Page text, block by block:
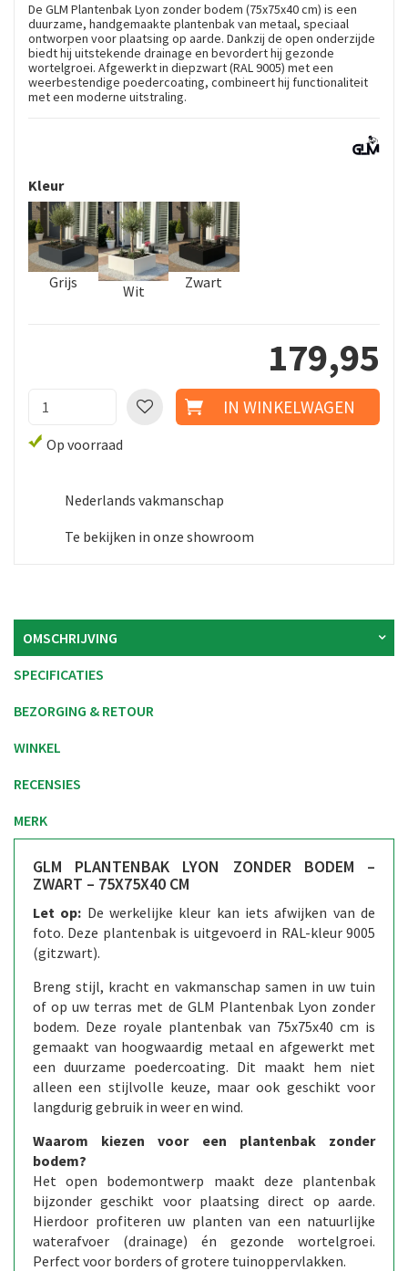
De GLM Plantenbak Lyon zonder bodem (75x75x40 cm) is een
duurzame, handgemaakte plantenbak van metaal, speciaal
ontworpen voor plaatsing op aarde. Dankzij de open onderzijde
biedt hij uitstekende drainage en bevordert hij gezonde
wortelgroei. Afgewerkt in diepzwart (RAL 9005) met een
weerbestendige poedercoating, combineert hij functionaliteit
met een moderne uitstraling.
Kleur
Grijs Wit Zwart
179,95
Op voorraad
Nederlands vakmanschap
Te bekijken in onze showroom
OMSCHRIJVING
SPECIFICATIES
BEZORGING & RETOUR
WINKEL
RECENSIES
MERK
GLM PLANTENBAK LYON ZONDER BODEM –
ZWART – 75X75X40 CM
Let op: De werkelijke kleur kan iets afwijken van de
foto. Deze plantenbak is uitgevoerd in RAL-kleur 9005
(gitzwart).
Breng stijl, kracht en vakmanschap samen in uw tuin
of op uw terras met de GLM Plantenbak Lyon zonder
bodem. Deze royale plantenbak van 75x75x40 cm is
gemaakt van hoogwaardig metaal en afgewerkt met
een duurzame poedercoating. Dit maakt hem niet
alleen een stijlvolle keuze, maar ook geschikt voor
langdurig gebruik in weer en wind.
Waarom kiezen voor een plantenbak zonder
bodem?
Het open bodemontwerp maakt deze plantenbak
bijzonder geschikt voor plaatsing direct op aarde.
Hierdoor profiteren uw planten van een natuurlijke
waterafvoer (drainage) én gezonde wortelgroei.
Perfect voor borders of grotere tuinoppervlakken.